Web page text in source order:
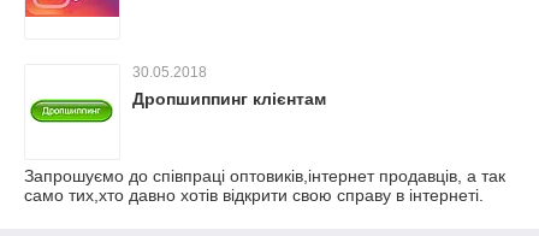
30.05.2018
Дропшиппинг клієнтам
Запрошуємо до співпраці оптовиків,інтернет продавців, а так
само тих,хто давно хотів відкрити свою справу в інтернеті.